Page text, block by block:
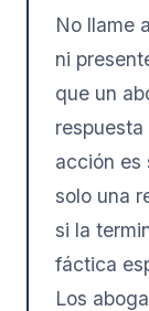
No llame
ni
que un
acción es
solo una
si la
fáctica
Los